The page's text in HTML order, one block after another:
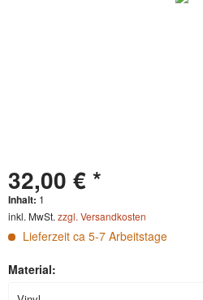
32,00 € *
Inhalt: 1
inkl. MwSt. zzgl. Versandkosten
Lieferzeit ca 5-7 Arbeitstage
Material: